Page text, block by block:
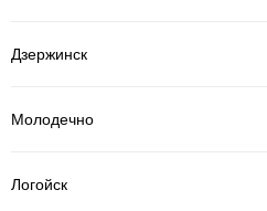
Дзержинск
Молодечно
Логойск